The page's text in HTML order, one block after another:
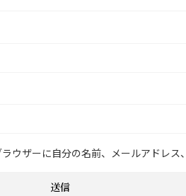
ウザーに自分の名前、メールアドレス